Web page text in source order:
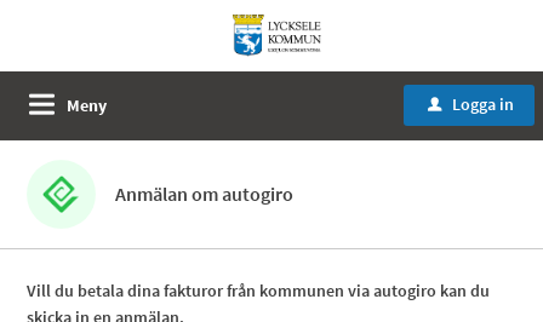
Meny u Logga in
Anmälan om autogiro
Vill du betala dina fakturor från kommunen via autogiro kan du
skicka in en anmälan.